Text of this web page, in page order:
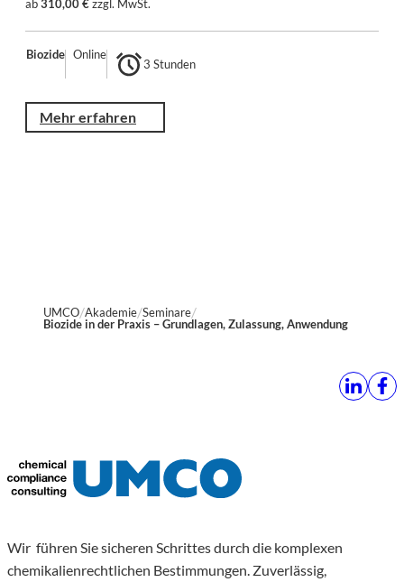
ab310,00 €zzgl. MwSt.
Biozide Online
3 Stunden
Mehr erfahren
UMCO Akademie Seminare
Biozide in der Praxis – Grundlagen, Zulassung, Anwendung
Wir führen Sie sicheren Schrittes durch die komplexen
chemikalienrechtlichen Bestimmungen. Zuverlässig,